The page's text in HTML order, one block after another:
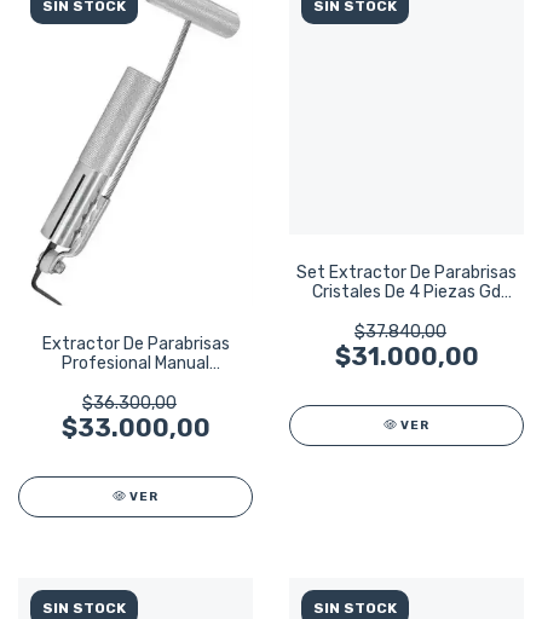
SIN STOCK
Extractor De Parabrisas
Profesional Manual
$36.300,00
$33.000,00
VER
SIN STOCK
Set Extractor De Parabrisas
Cristales De 4 Piezas Gd
$37.840,00
$31.000,00
VER
SIN STOCK SIN STOCK